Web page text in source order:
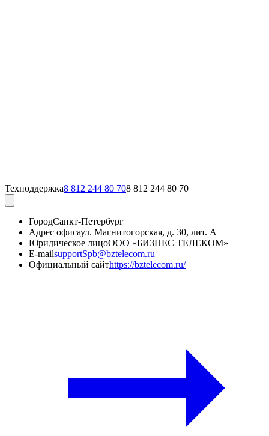
Техподдержка8 812 244 80 708 812 244 80 70
ГородСанкт-Петербург
Адрес офисаул. Магнитогорская, д. 30, лит. А
Юридическое лицоООО «БИЗНЕС ТЕЛЕКОМ»
E-mailsupportSpb@bztelecom.ru
Официальный сайтhttps://bztelecom.ru/